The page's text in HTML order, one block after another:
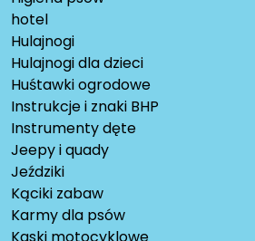
hotel
Hulajnogi
Hulajnogi dla dzieci
Huśtawki ogrodowe
Instrukcje i znaki BHP
Instrumenty dęte
Jeepy i quady
Jeździki
Kąciki zabaw
Karmy dla psów